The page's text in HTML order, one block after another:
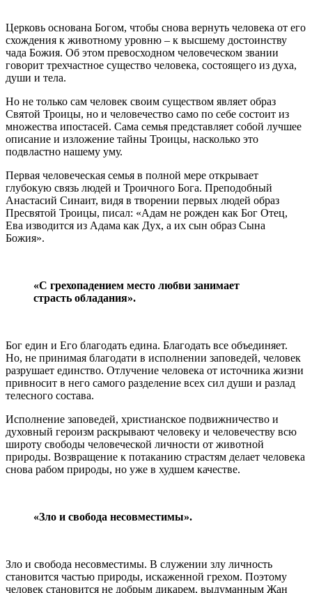
Церковь основана Богом, чтобы снова вернуть человека от его
схождения к животному уровню – к высшему достоинству
чада Божия. Об этом превосходном человеческом звании
говорит трехчастное существо человека, состоящего из духа,
души и тела.
Но не только сам человек своим существом являет образ
Святой Троицы, но и человечество само по себе состоит из
множества ипостасей. Сама семья представляет собой лучшее
описание и изложение тайны Троицы, насколько это
подвластно нашему уму.
Первая человеческая семья в полной мере открывает
глубокую связь людей и Троичного Бога. Преподобный
Анастасий Синаит, видя в творении первых людей образ
Пресвятой Троицы, писал: «Адам не рожден как Бог Отец,
Ева изводится из Адама как Дух, а их сын образ Сына
Божия».
«С грехопадением место любви занимает
страсть обладания».
Бог един и Его благодать едина. Благодать все объединяет.
Но, не принимая благодати в исполнении заповедей, человек
разрушает единство. Отлучение человека от источника жизни
привносит в него самого разделение всех сил души и разлад
телесного состава.
Исполнение заповедей, христианское подвижничество и
духовный героизм раскрывают человеку и человечеству всю
широту свободы человеческой личности от животной
природы. Возвращение к потаканию страстям делает человека
снова рабом природы, но уже в худшем качестве.
«Зло и свобода несовместимы».
Зло и свобода несовместимы. В служении злу личность
становится частью природы, искаженной грехом. Поэтому
человек становится не добрым дикарем, выдуманным Жан